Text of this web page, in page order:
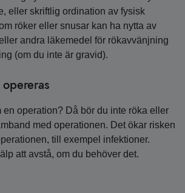
eller skriftlig ordination av fysisk
röker eller snusar kan ha nytta av
andra läkemedel för rökavvänjning
(om du inte är gravid).
en operation? Då bör du inte röka eller
med operationen. Det ökar risken
till exempel infektioner.
att avstå, om du behöver det.